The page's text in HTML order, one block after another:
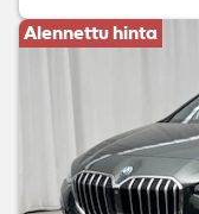
Alennettu hinta